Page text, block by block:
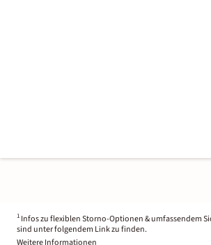
1 Infos zu flexiblen Storno-Optionen & umfassendem
sind unter folgendem Link zu finden.
Weitere Informationen